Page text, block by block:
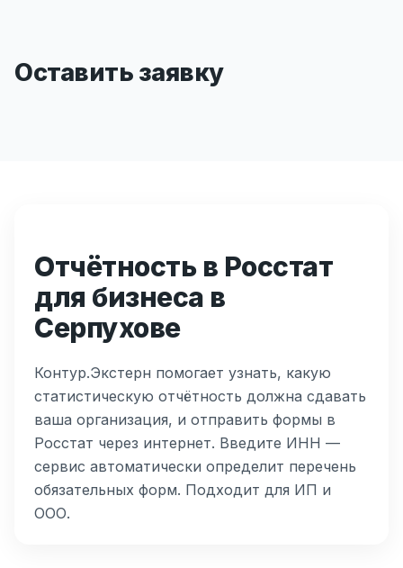
Оставить заявку
Отчётность в Росстат
для бизнеса в
Серпухове
Контур.Экстерн помогает узнать, какую
статистическую отчётность должна сдавать
ваша организация, и отправить формы в
Росстат через интернет. Введите ИНН —
сервис автоматически определит перечень
обязательных форм. Подходит для ИП и
ООО.